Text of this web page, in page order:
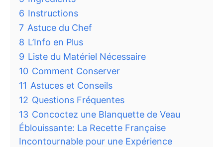
6 Instructions
7 Astuce du Chef
8 L’Info en Plus
9 Liste du Matériel Nécessaire
10 Comment Conserver
11 Astuces et Conseils
12 Questions Fréquentes
13 Concoctez une Blanquette de Veau
Éblouissante: La Recette Française
Incontournable pour une Expérience